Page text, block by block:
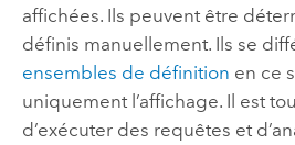
affichées. Ils peuvent être
définis manuellement. Ils se
ensembles de définition en ce
uniquement l’affichage. Il est
d’exécuter des requêtes et